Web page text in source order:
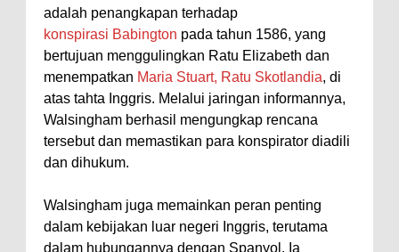
adalah penangkapan terhadap
konspirasi Babington pada tahun 1586, yang
bertujuan menggulingkan Ratu Elizabeth dan
menempatkan Maria Stuart, Ratu Skotlandia, di
atas tahta Inggris. Melalui jaringan informannya,
Walsingham berhasil mengungkap rencana
tersebut dan memastikan para konspirator diadili
dan dihukum.
Walsingham juga memainkan peran penting
dalam kebijakan luar negeri Inggris, terutama
dalam hubungannya dengan Spanyol. Ia